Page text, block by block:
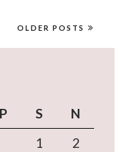
OLDER POSTS
P S
N
1
2